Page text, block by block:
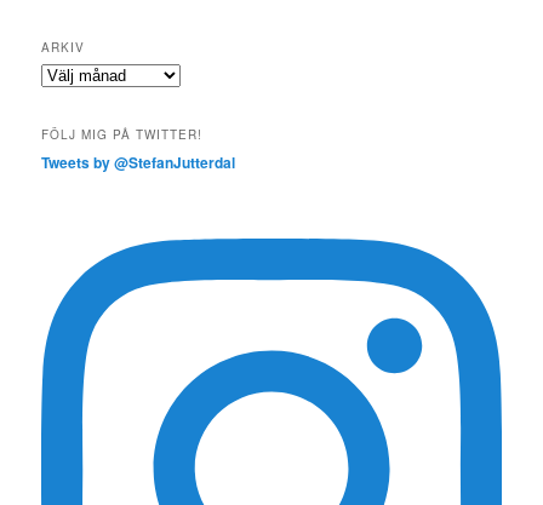
ARKIV
Arkiv
FÖLJ MIG PÅ TWITTER!
Tweets by @StefanJutterdal